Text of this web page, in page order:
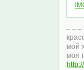
мой
моя